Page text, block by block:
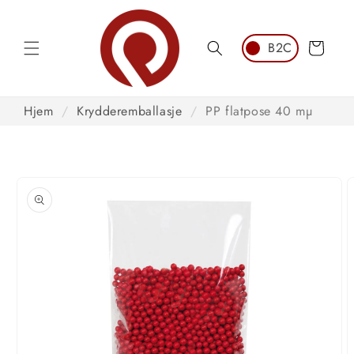
Handlekurv
Hjem / Krydderemballasje / PP flatpose 40 mµ
til